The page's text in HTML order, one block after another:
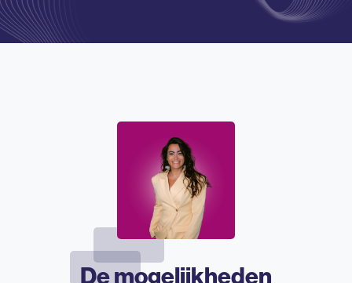
De mogelijkheden